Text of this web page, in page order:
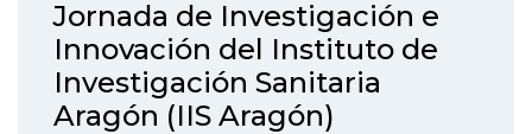
Jornada de Investigación e
Innovación del Instituto de
Investigación Sanitaria
Aragón (IIS Aragón)